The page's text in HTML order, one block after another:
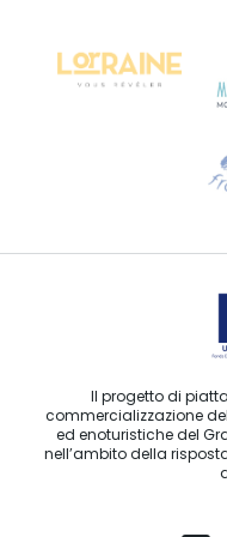
Il progetto di
commercializzazione
ed enoturistiche del
nell’ambito della